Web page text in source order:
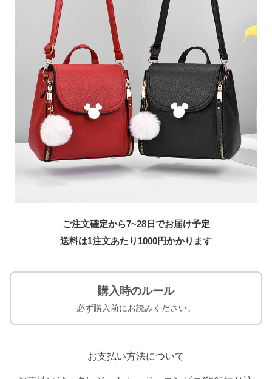
ご注文確定から7~28日でお届け予定
送料は1注文あたり 1000円かかります
購入時のルール
必ず購入前にお読みください。
お支払い方法について